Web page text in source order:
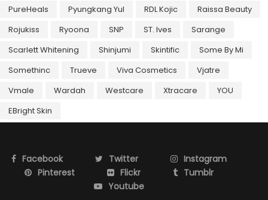
PureHeals
Pyungkang Yul RDL Kojic
Raissa Beauty
Rojukiss
Ryoona SNP ST. Ives
Sarange
Scarlett Whitening
Shinjumi Skintific
Some By Mi
Somethinc
Trueve Viva Cosmetics
Vjatre
Vmale
Wardah Westcare Xtracare
YOU
EBright Skin
Facebook Twitter
Instagram
Pinterest
Flickr
Tumblr
Youtube